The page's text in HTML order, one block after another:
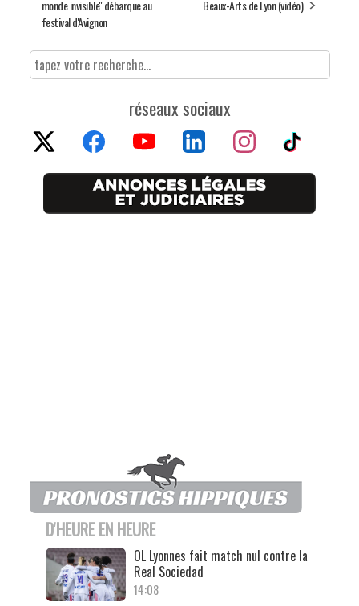
monde invisible'' débarque au
festival d'Avignon
Beaux-Arts de Lyon (vidéo)
réseaux sociaux
D'HEURE EN HEURE
OL Lyonnes fait match nul contre la
Real Sociedad
14:08